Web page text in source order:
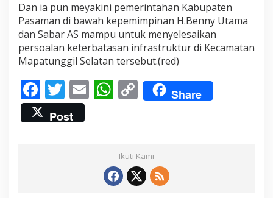
i
P
a
s
m
a
n
Dan ia pun meyakini pemerintahan Kabupaten
Pasaman di bawah kepemimpinan H.Benny Utama
dan Sabar AS mampu untuk menyelesaikan
persoalan keterbatasan infrastruktur di Kecamatan
Mapatunggil Selatan tersebut.(red)
F
ac
e
T
w
itt
E W
s
A
p
C
o
y
Li
n
Share
Post
Ikuti Kami